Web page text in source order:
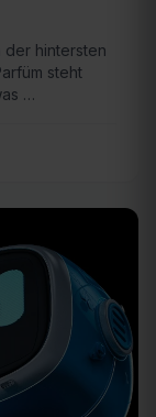
der hintersten
steht
…